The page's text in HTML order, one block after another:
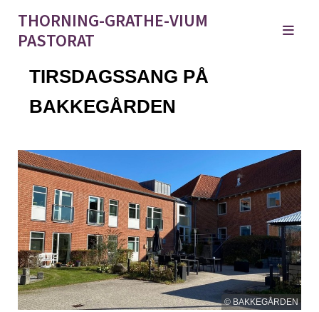
THORNING-GRATHE-VIUM
PASTORAT
TIRSDAGSSANG PÅ
BAKKEGÅRDEN
© BAKKEGÅRDEN